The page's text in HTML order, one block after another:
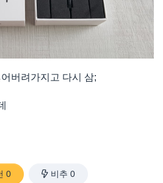
버려가지고 다시 삼;
0 비추 0